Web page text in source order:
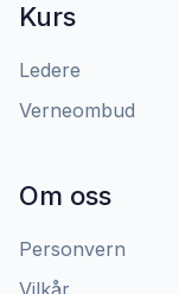
Kurs
Ledere
Verneombud
Om oss
Personvern
Vilkår